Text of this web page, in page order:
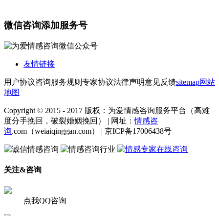
微信咨询添加服务号
友情链接
用户协议咨询服务规则 专家协议法律声明意见反馈sitemap网站
地图
Copyright © 2015 - 2017 版权：为爱情感咨询服务平台（高难
度分手挽回，破裂婚姻挽回） | 网址：情感咨
询.com（weiaiqinggan.com） | 京ICP备17006438号
关注&咨询
点我QQ咨询